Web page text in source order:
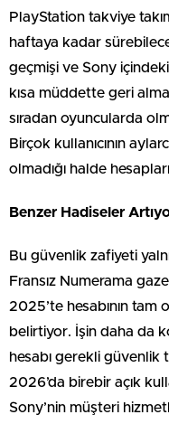
PlayStation takviye
haftaya kadar
geçmişi ve Sony içindeki
kısa müddette geri
sıradan oyuncularda
Birçok kullanıcının
olmadığı halde
Benzer Hadiseler
Bu güvenlik zafiyeti
Fransız Numerama
2025’te hesabının tam
belirtiyor. İşin daha da
hesabı gerekli güvenlik
2026’da birebir açık
Sony’nin müşteri